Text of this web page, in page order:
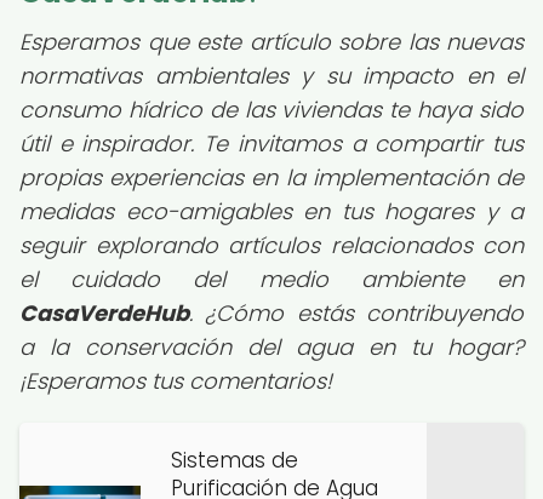
Esperamos que este artículo sobre las nuevas
normativas ambientales y su impacto en el
consumo hídrico de las viviendas te haya sido
útil e inspirador. Te invitamos a compartir tus
propias experiencias en la implementación de
medidas eco-amigables en tus hogares y a
seguir explorando artículos relacionados con
el cuidado del medio ambiente en
CasaVerdeHub. ¿Cómo estás contribuyendo
a la conservación del agua en tu hogar?
¡Esperamos tus comentarios!
Sistemas de
Purificación de Agua